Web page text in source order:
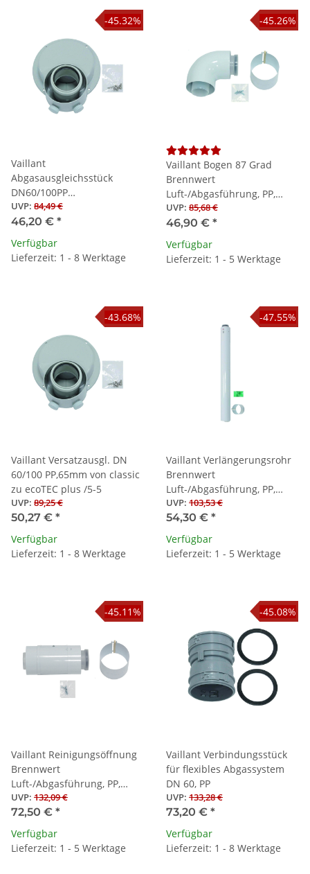
-45.32%
Vaillant
Abgasausgleichsstück
DN60/100PP
f.Tiefenunterschied classic
zu plus 65mm
UVP: 84,49 €
46,20 € *
Verfügbar
Lieferzeit: 1 - 8 Werktage
-45.26%
Vaillant Bogen 87 Grad
Brennwert
Luft-/Abgasführung, PP,
60/100 mm
UVP: 85,68 €
46,90 € *
Verfügbar
Lieferzeit: 1 - 5 Werktage
-43.68%
Vaillant Versatzausgl. DN
60/100 PP,65mm von classic
zu ecoTEC plus /5-5
UVP: 89,25 €
50,27 € *
Verfügbar
Lieferzeit: 1 - 8 Werktage
-47.55%
Vaillant Verlängerungsrohr
Brennwert
Luft-/Abgasführung, PP,
60/100, 1,0 m
UVP: 103,53 €
54,30 € *
Verfügbar
Lieferzeit: 1 - 5 Werktage
-45.11%
Vaillant Reinigungsöffnung
Brennwert
Luft-/Abgasführung, PP,
60/100 mm, 0,23m
UVP: 132,09 €
72,50 € *
Verfügbar
Lieferzeit: 1 - 5 Werktage
-45.08%
Vaillant Verbindungsstück
für flexibles Abgassystem
DN 60, PP
UVP: 133,28 €
73,20 € *
Verfügbar
Lieferzeit: 1 - 8 Werktage